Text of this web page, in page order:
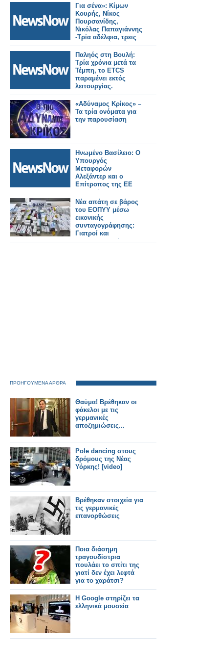
Για σένα»: Κίμων
Κουρής, Νίκος
Πουρσανίδης,
Νικόλας Παπαγιάννης
-Τρία αδέλφια, τρεις
διαφορετικές αλήθειες
!Παληός στη Βουλή:
Τρία χρόνια μετά τα
Τέμπη, το ETCS
παραμένει εκτός
λειτουργίας.
«Αδύναμος Κρίκος» –
Τα τρία ονόματα για
την παρουσίαση
Ηνωμένο Βασίλειο: Ο
Υπουργός
Μεταφορών
Αλεξάντερ και ο
Επίτροπος της ΕΕ
Τζιτζικώστας, θα
διασφαλίσουν την
ομαλή λειτουργία των
συνοριακών ελέγχων
μέσω του EES.
Νέα απάτη σε βάρος
του ΕΟΠΥΥ μέσω
εικονικής
συνταγογράφησης:
Γιατροί και
φαρμακοποιοί στο
ΠΡΟΗΓΟΥΜΕΝΑ ΑΡΘΡΑ
Θαύμα! Βρέθηκαν οι
φάκελοι με τις
γερμανικές
αποζημιώσεις...
Pole dancing στους
δρόμους της Νέας
Υόρκης! [video]
Βρέθηκαν στοιχεία για
τις γερμανικές
επανορθώσεις
Ποια διάσημη
τραγουδίστρια
πουλάει το σπίτι της
γιατί δεν έχει λεφτά
για το χαράτσι?
Η Google στηρίζει τα
ελληνικά μουσεία